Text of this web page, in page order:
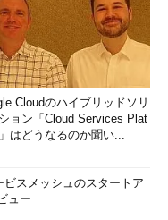
Cloudのハイブリッドソリ
ョン「Cloud Services Plat
はどうなるのか聞い...
スメッシュのスタートア
ュー